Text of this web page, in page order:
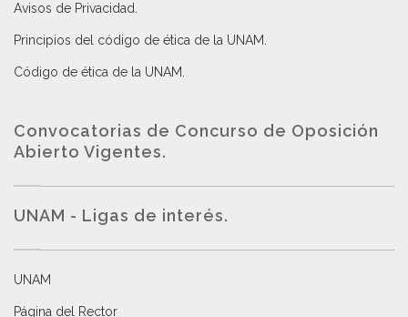
Avisos de Privacidad
Principios del código de ética de la UNAM
Código de ética de la UNAM
Convocatorias de Concurso de Oposición
Abierto Vigentes.
UNAM - Ligas de interés.
UNAM
Página del Rector